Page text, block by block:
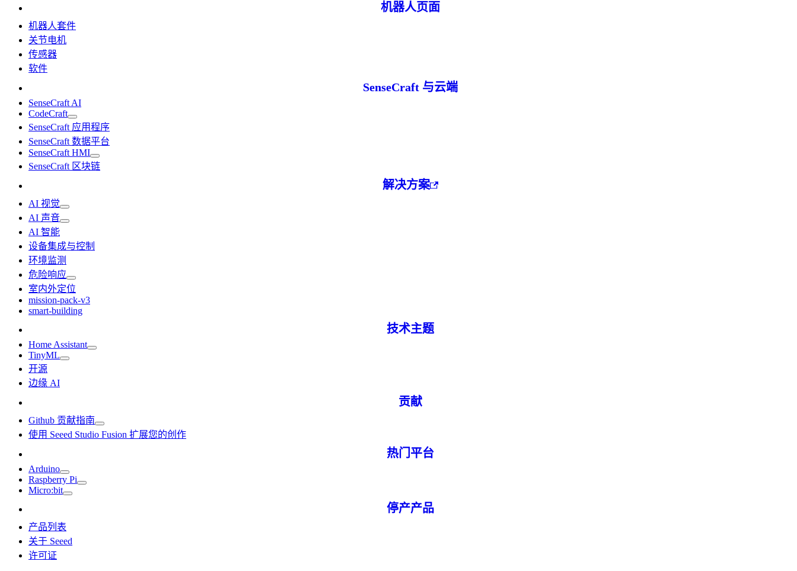
机器人页面
机器人套件
关节电机
传感器
软件
SenseCraft 与云端
SenseCraft AI
CodeCraft
SenseCraft 应用程序
SenseCraft 数据平台
SenseCraft HMI
SenseCraft 区块链
解决方案
AI 视觉
AI 声音
AI 智能
设备集成与控制
环境监测
危险响应
室内外定位
mission-pack-v3
smart-building
技术主题
Home Assistant
TinyML
开源
边缘 AI
贡献
Github 贡献指南
使用 Seeed Studio Fusion 扩展您的创作
热门平台
Arduino
Raspberry Pi
Micro:bit
停产产品
产品列表
关于 Seeed
许可证